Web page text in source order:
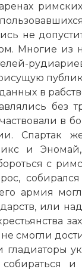
не
Многие из
в
без
в
Спартак
и
с
армия
или
смогли